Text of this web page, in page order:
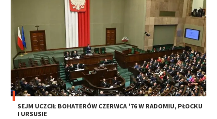
SEJM UCZCIŁ BOHATERÓW CZERWCA '76 W RADOMIU, PŁOCKU
I URSUSIE